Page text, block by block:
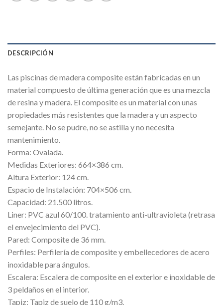
DESCRIPCIÓN
Las piscinas de madera composite están fabricadas en un
material compuesto de última generación que es una mezcla
de resina y madera. El composite es un material con unas
propiedades más resistentes que la madera y un aspecto
semejante. No se pudre, no se astilla y no necesita
mantenimiento.
Forma: Ovalada.
Medidas Exteriores: 664×386 cm.
Altura Exterior: 124 cm.
Espacio de Instalación: 704×506 cm.
Capacidad: 21.500 litros.
Liner: PVC azul 60/100. tratamiento anti-ultravioleta (retrasa
el envejecimiento del PVC).
Pared: Composite de 36 mm.
Perfiles: Perfilería de composite y embellecedores de acero
inoxidable para ángulos.
Escalera: Escalera de composite en el exterior e inoxidable de
3 peldaños en el interior.
Tapiz: Tapiz de suelo de 110 g/m3.